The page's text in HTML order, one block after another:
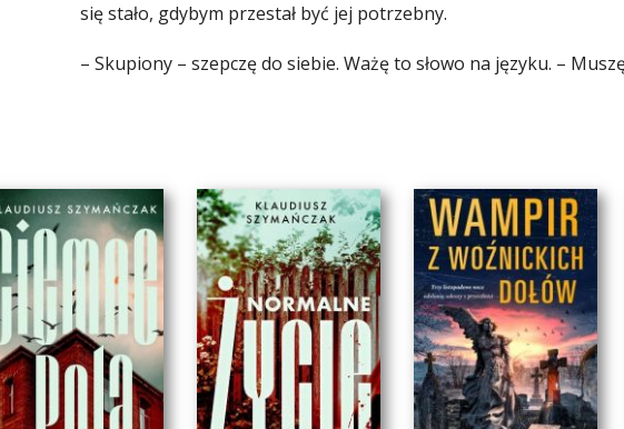
się stało, gdybym przestał być jej potrzebny.
– Skupiony – szepczę do siebie. Ważę to słowo na języku. –